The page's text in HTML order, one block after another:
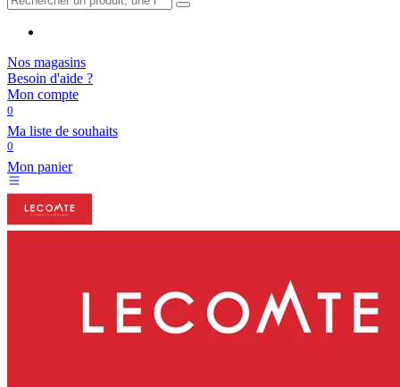
Nos magasins
Besoin d'aide ?
Mon compte
0
Ma liste de souhaits
0
Mon panier